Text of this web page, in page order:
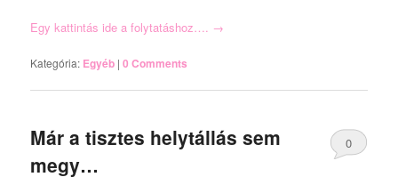
Egy kattintás ide a folytatáshoz…. →
Kategória: Egyéb |0 Comments
Már a tisztes helytállás sem
megy…
0